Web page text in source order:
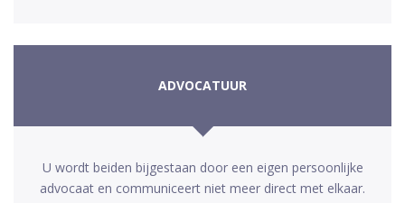
ADVOCATUUR
U wordt beiden bijgestaan door een eigen persoonlijke
advocaat en communiceert niet meer direct met elkaar.